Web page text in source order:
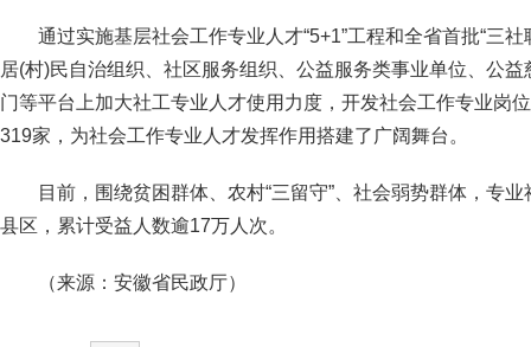
通过实施基层社会工作专业人才“5+1”工程和全省首批“三
居(村)民自治组织、社区服务组织、公益服务类事业单位、公
门等平台上加大社工专业人才使用力度，开发社会工作专业岗
319家，为社会工作专业人才发挥作用搭建了广阔舞台。
目前，围绕贫困群体、农村“三留守”、社会弱势群体，专
县区，累计受益人数逾17万人次。
（来源：安徽省民政厅）